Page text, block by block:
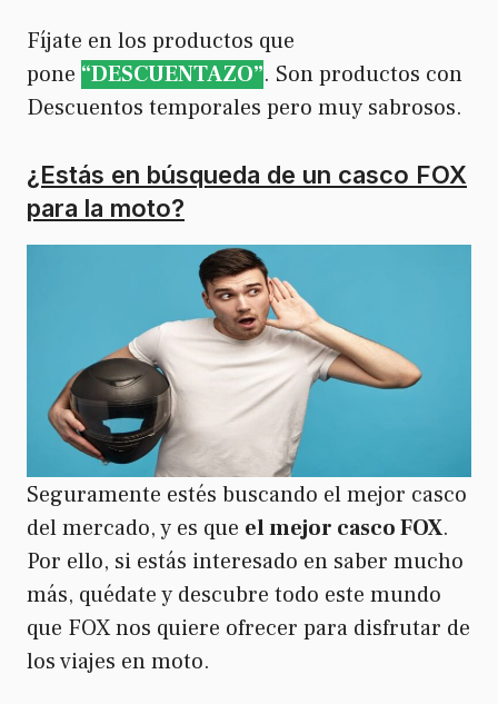
Fíjate en los productos que
pone “DESCUENTAZO”. Son productos con
Descuentos temporales pero muy sabrosos.
¿Estás en búsqueda de un casco FOX
para la moto?
Seguramente estés buscando el mejor casco
del mercado, y es que el mejor casco FOX.
Por ello, si estás interesado en saber mucho
más, quédate y descubre todo este mundo
que FOX nos quiere ofrecer para disfrutar de
los viajes en moto.